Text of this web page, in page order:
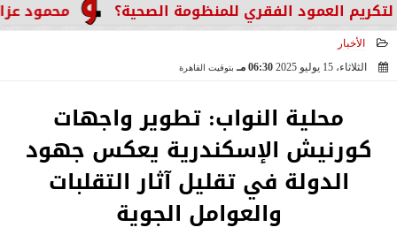
محمود عزازي: العمود الفقري للمنظومة الصحية؟
الأخبار
الثلاثاء، 15 يوليو 2025
06:30 مـ بتوقيت القاهرة
محلية النواب: تطوير واجهات
كورنيش الإسكندرية يعكس جهود
الدولة في تقليل آثار التقلبات
والعوامل الجوية